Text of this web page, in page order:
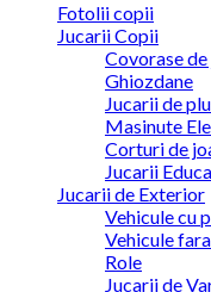
Fotolii copii
Jucarii Copii
Covorase
Ghiozdane
Jucarii de
Masinute
Corturi de
Jucarii
Jucarii de Exterior
Vehicule cu
Vehicule
Role
Jucarii de